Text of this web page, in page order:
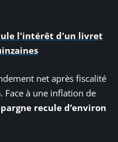
l'intérêt d'un livret
net après fiscalité
Face à une inflation de
recule d’environ